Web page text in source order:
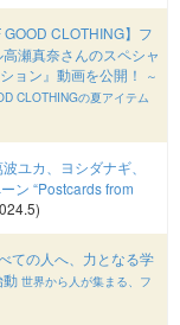
GOOD CLOTHING】フ
瀬真奈さんのスペシャ
ョン』動画を公開！
～
CLOTHINGの夏アイテム
ユカ、ヨシダナギ、
ン “Postcards from
ての人へ、力となる学
動 世界から人が集まる、フ